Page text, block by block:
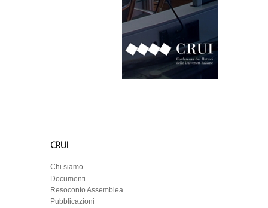
CRUI
Chi siamo
Documenti
Resoconto Assemblea
Pubblicazioni